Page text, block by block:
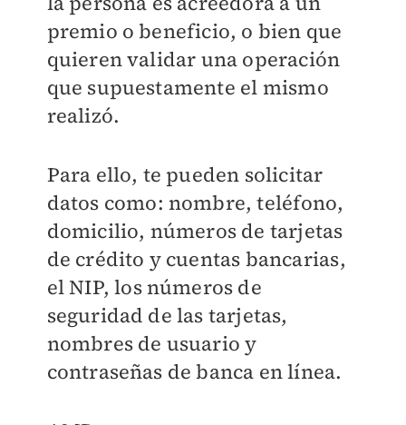
premio o beneficio, o bien que
quieren validar una operación
que supuestamente el mismo
realizó.
Para ello, te pueden solicitar
datos como: nombre, teléfono,
domicilio, números de tarjetas
de crédito y cuentas bancarias,
el NIP, los números de
seguridad de las tarjetas,
nombres de usuario y
contraseñas de banca en línea.